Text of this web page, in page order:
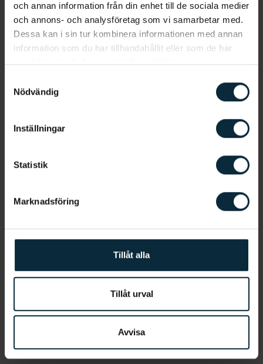
och annan information från din enhet till de sociala medier
och annons- och analysföretag som vi samarbetar med.
Dessa kan i sin tur kombinera informationen med annan
information som du har tillhandahållit eller som de har
samlat in när du har använt deras tjänster.
Nödvändig
Inställningar
Statistik
Marknadsföring
Tillåt alla
Tillåt urval
Avvisa